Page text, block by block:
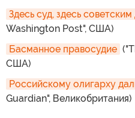
Здесь суд, здесь
Washington Post", США)
Басманное правосудие
США)
Российскому олигарху
Guardian", Великобритания)